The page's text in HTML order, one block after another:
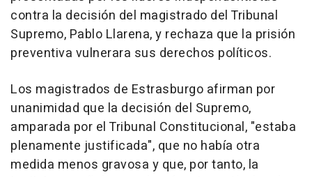
contra la decisión del magistrado del Tribunal
Supremo, Pablo Llarena, y rechaza que la prisión
preventiva vulnerara sus derechos políticos.
Los magistrados de Estrasburgo afirman por
unanimidad que la decisión del Supremo,
amparada por el Tribunal Constitucional, "estaba
plenamente justificada", que no había otra
medida menos gravosa y que, por tanto, la